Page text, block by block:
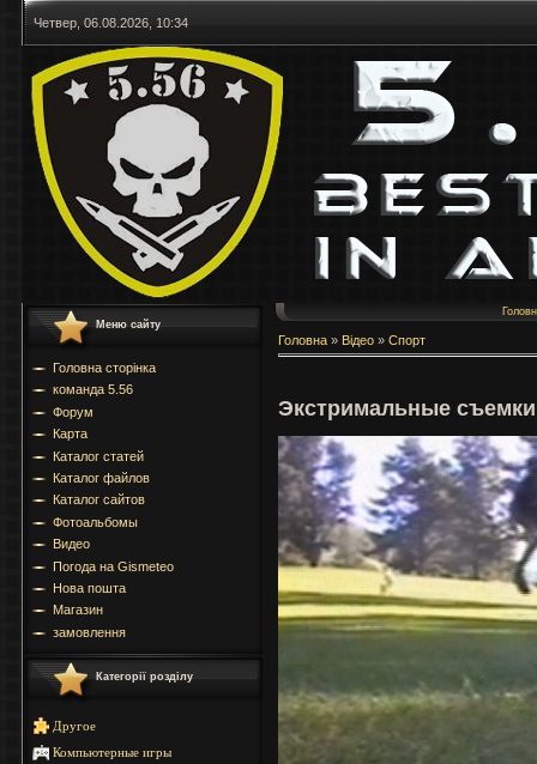
Четвер, 06.08.2026, 10:34
Меню сайту
Головна сторінка
команда 5.56
Форум
Карта
Каталог статей
Каталог файлов
Каталог сайтов
Фотоальбомы
Видео
Погода на Gismeteo
Нова пошта
Магазин
замовлення
Категорії розділу
Другое
Компьютерные игры
Головна » Відео » Спорт
Экстримальные съемки